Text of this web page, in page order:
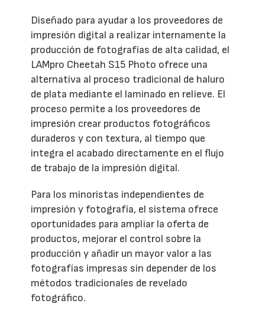
Diseñado para ayudar a los proveedores de
impresión digital a realizar internamente la
producción de fotografías de alta calidad, el
LAMpro Cheetah S15 Photo ofrece una
alternativa al proceso tradicional de haluro
de plata mediante el laminado en relieve. El
proceso permite a los proveedores de
impresión crear productos fotográficos
duraderos y con textura, al tiempo que
integra el acabado directamente en el flujo
de trabajo de la impresión digital.
Para los minoristas independientes de
impresión y fotografía, el sistema ofrece
oportunidades para ampliar la oferta de
productos, mejorar el control sobre la
producción y añadir un mayor valor a las
fotografías impresas sin depender de los
métodos tradicionales de revelado
fotográfico.